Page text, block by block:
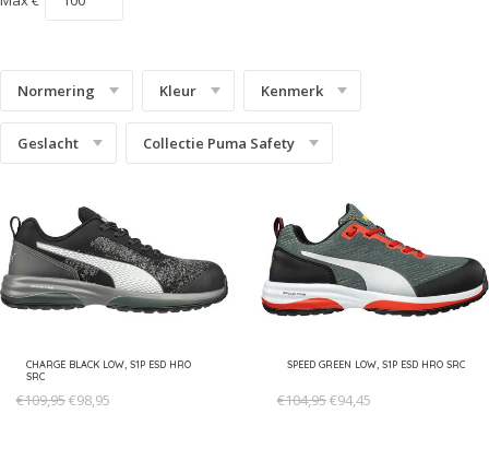
Effect
Protect
Service
Normering
Normering Kleur Kenmerk
Geslacht Collectie Puma Safety
CHARGE BLACK LOW, S1P ESD HRO
SRC
€109,95€98,95
SPEED GREEN LOW, S1P ESD HRO SRC
€104,95€94,45